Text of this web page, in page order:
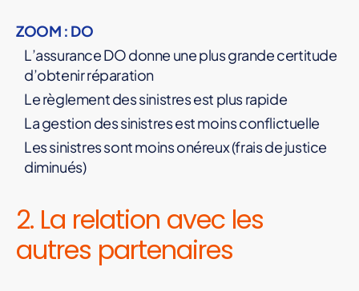
ZOOM : DO
L’assurance DO donne une plus grande certitude
d’obtenir réparation
Le règlement des sinistres est plus rapide
La gestion des sinistres est moins conflictuelle
Les sinistres sont moins onéreux (frais de justice
diminués)
2. La relation avec les
autres partenaires